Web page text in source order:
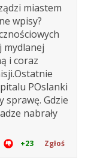
miastem
wpisy?
mydlanej
i coraz
POslanki
sprawę. Gdzie
nabrały
+23 Zgłoś